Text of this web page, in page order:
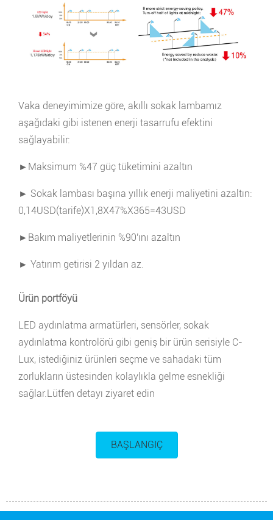
Vaka deneyimimize göre, akıllı sokak lambamız
aşağıdaki gibi istenen enerji tasarrufu efektini
sağlayabilir:
►Maksimum %47 güç tüketimini azaltın
► Sokak lambası başına yıllık enerji maliyetini azaltın:
0,14USD(tarife)X1,8X47%X365=43USD
►Bakım maliyetlerinin %90'ını azaltın
► Yatırım getirisi 2 yıldan az.
Ürün portföyü
LED aydınlatma armatürleri, sensörler, sokak
aydınlatma kontrolörü gibi geniş bir ürün serisiyle C-
Lux, istediğiniz ürünleri seçme ve sahadaki tüm
zorlukların üstesinden kolaylıkla gelme esnekliği
sağlar.Lütfen detayı ziyaret edin
BAŞLANGIÇ